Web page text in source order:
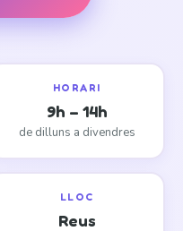
HORARI
9h – 14h
de dilluns a divendres
LLOC
Reus